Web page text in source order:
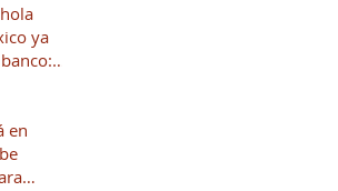
ya
en